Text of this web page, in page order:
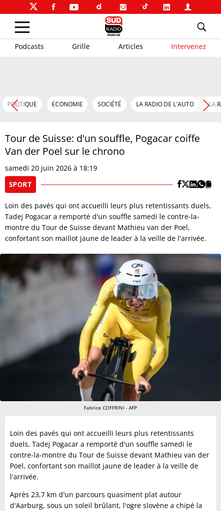
Podcasts Grille Articles Intervenez
POLITIQUE ECONOMIE SOCIÉTÉ LA RADIO DE L'AUTO LA
Tour de Suisse: d'un souffle, Pogacar coiffe
Van der Poel sur le chrono
samedi 20 juin 2026 à 18:19
SPORT
Loin des pavés qui ont accueilli leurs plus retentissants duels,
Tadej Pogacar a remporté d'un souffle samedi le contre-la-
montre du Tour de Suisse devant Mathieu van der Poel,
confortant son maillot jaune de leader à la veille de l'arrivée.
Fabrice COFFRINI - AFP
Loin des pavés qui ont accueilli leurs plus retentissants
duels, Tadej Pogacar a remporté d'un souffle samedi le
contre-la-montre du Tour de Suisse devant Mathieu van der
Poel, confortant son maillot jaune de leader à la veille de
l'arrivée.
Après 23,7 km d'un parcours quasiment plat autour
d'Aarburg, sous un soleil brûlant, l'ogre slovène a chipé la